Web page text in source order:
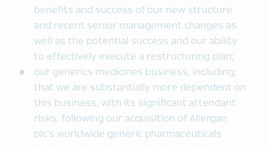
benefits and success of our new structure
and recent senior management changes as
well as the potential success and our ability
to effectively execute a restructuring plan;
our generics medicines business, including:
that we are substantially more dependent on
this business, with its significant attendant
risks, following our acquisition of Allergan
plc’s worldwide generic pharmaceuticals